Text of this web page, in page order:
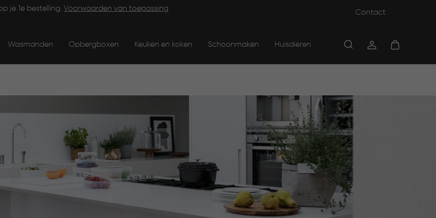
je 1e bestelling. Voorwaarden van toepassing Contact
Wasmanden Opbergboxen Keuken en koken Schoonmaken Huisdieren